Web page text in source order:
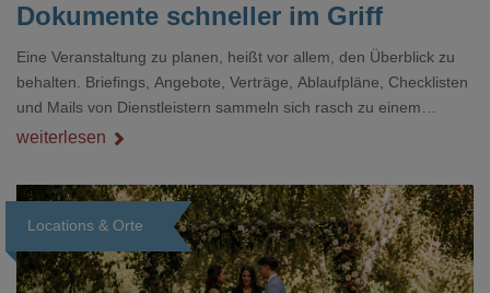
Dokumente schneller im Griff
Eine Veranstaltung zu planen, heißt vor allem, den Überblick zu
behalten. Briefings, Angebote, Verträge, Ablaufpläne, Checklisten
und Mails von Dienstleistern sammeln sich rasch zu einem
unübersichtlichen Stapel. Wer schon einmal kurz vor einem Event
Dokument gesucht hat, kennt das mulmige Gefühl.
weiterlesen
Locations & Orte